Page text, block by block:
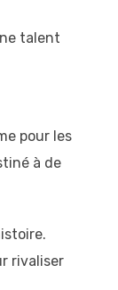
talent
pour les
à de
rivaliser